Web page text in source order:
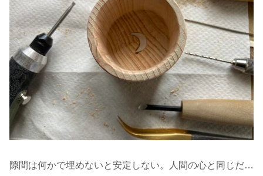
隙間は何かで埋めないと安定しない。人間の心と同じだ…